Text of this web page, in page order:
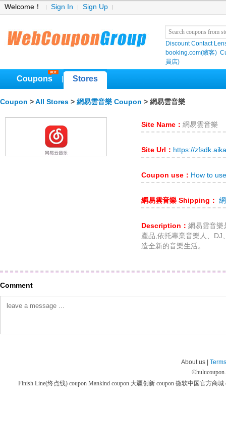
Welcome！ Sign In Sign Up
Discount Contact
booking.com(繽客)
員店)
Coupons Stores
Coupon > All Stores > 網易雲音樂 Coupon > 網易雲音樂
Site Name： 網易雲音樂
Site Url： https://
Coupon use： How to
網易雲音樂 Shipping：
Description： 網易雲音樂
產品,依托專業音樂人、DJ
造全新的音樂生活。
Comment
About us |
©
Finish Line(终点线) coupon Mankind coupon 大疆创新 coupon 微软中国官方商城